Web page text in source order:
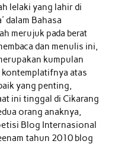
lelaki yang lahir di
dalam Bahasa
merujuk pada berat
dan menulis ini,
kumpulan
atas
yang penting,
ini tinggal di Cikarang
orang anaknya,
Blog Internasional
tahun 2010 blog